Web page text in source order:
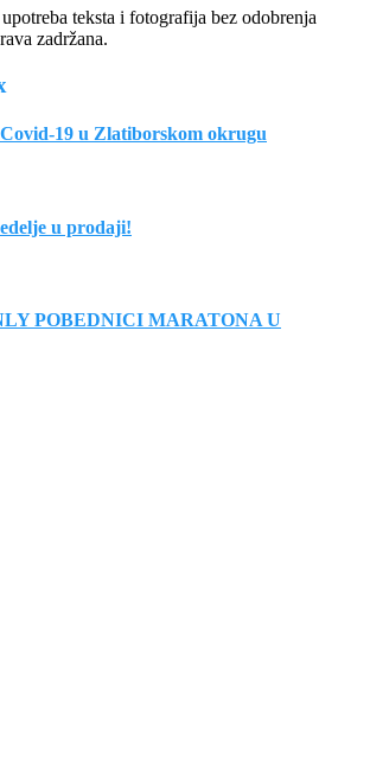
teksta i fotografija bez odobrenja
zadržana.
19 u Zlatiborskom okrugu
u prodaji!
POBEDNICI MARATONA U